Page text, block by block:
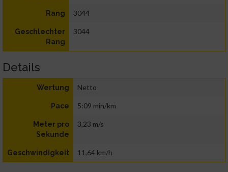
Rang 3044
Geschlechter
Rang
3044
Details
Wertung Netto
Pace 5:09 min/km
Meter pro
Sekunde
3,23 m/s
Geschwindigkeit 11,64 km/h